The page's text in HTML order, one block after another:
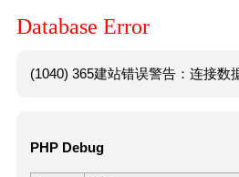
Database Error
(1040) 365建站错误警告：连接数
PHP Debug